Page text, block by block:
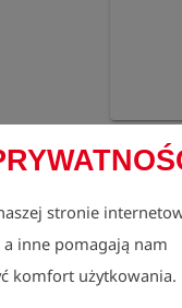
stronie
inne pomagają nam
komfort użytkowania.
lock
Ilość
1